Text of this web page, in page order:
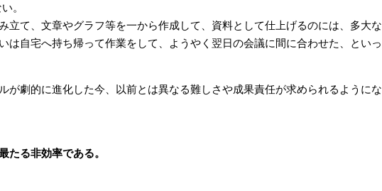
。
て、文章やグラフ等を一から作成して、資料として仕上げるのには、多大な
自宅へ持ち帰って作業をして、ようやく翌日の会議に間に合わせた、といっ
劇的に進化した今、以前とは異なる難しさや成果責任が求められるようにな
る非効率である。